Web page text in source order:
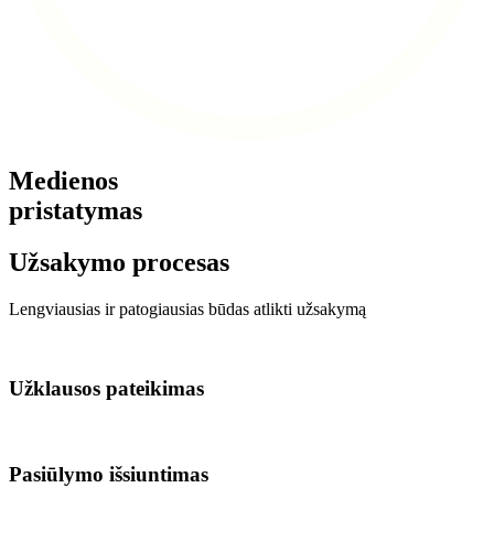
Medienos
pristatymas
Užsakymo procesas
Lengviausias ir patogiausias būdas atlikti užsakymą
Užklausos pateikimas
Pasiūlymo išsiuntimas